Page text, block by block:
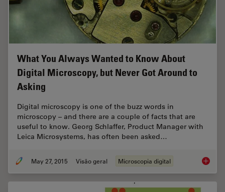
What You Always Wanted to Know About
Digital Microscopy, but Never Got Around to
Asking
Digital microscopy is one of the buzz words in
microscopy – and there are a couple of facts that are
useful to know. Georg Schlaffer, Product Manager with
Leica Microsystems, has often been asked…
May 27, 2015 Visão geral Microscopia digital What